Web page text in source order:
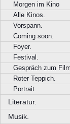
Morgen im Kino
Alle Kinos.
Vorspann.
Coming soon.
Foyer.
Festival.
Gespräch zum
Roter Teppich.
Portrait.
Literatur.
Musik.